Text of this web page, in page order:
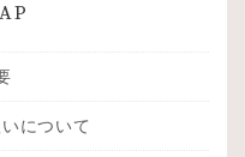
について